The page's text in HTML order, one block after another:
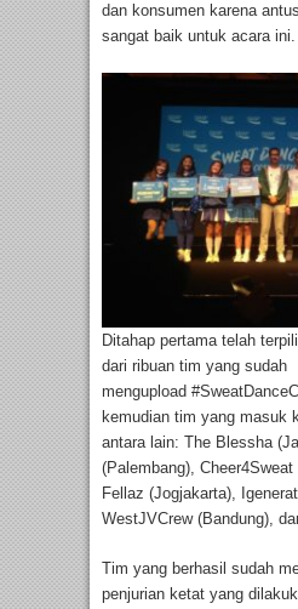
dan konsumen karena
sangat baik untuk acara ini.
Ditahap pertama telah
dari ribuan tim yang sudah
mengupload
kemudian tim yang masuk
antara lain: The Blessha
(Palembang),
Fellaz (Jogjakarta),
WestJVCrew (Bandung),
Tim yang berhasil sudah
penjurian ketat yang